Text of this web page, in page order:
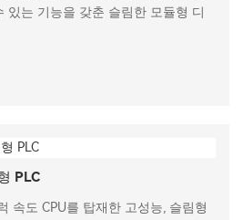
있는 기능을 갖춘 슬림한 모듈형 디
PLC
속도 CPU를 탑재한 고성능, 슬림형